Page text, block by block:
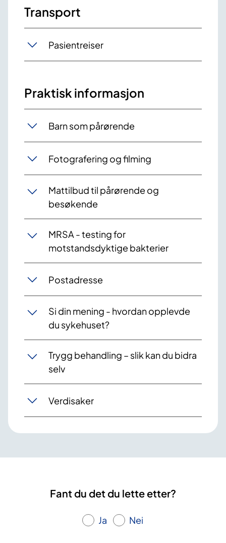
Transport
Pasientreiser
Praktisk informasjon
Barn som pårørende
Fotografering og filming
Mattilbud til pårørende og
besøkende
MRSA - testing for
motstandsdyktige bakterier
Postadresse
Si din mening - hvordan opplevde
du sykehuset?
Trygg behandling – slik kan du bidra
selv
Verdisaker
Fant du det du lette etter?
Ja Nei